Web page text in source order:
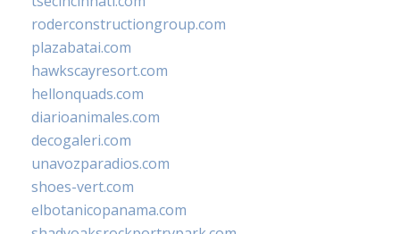
roderconstructiongroup.com
plazabatai.com
hawkscayresort.com
hellonquads.com
diarioanimales.com
decogaleri.com
unavozparadios.com
shoes-vert.com
elbotanicopanama.com